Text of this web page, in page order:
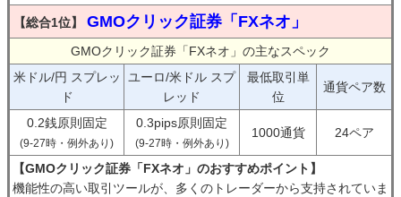
【総合1位】 GMOクリック証券「FXネオ」
GMOクリック証券「FXネオ」の主なスペック
米ドル/円 スプレッ
ド
ユーロ/米ドル スプ
レッド
最低取引単
位
通貨ペア数
0.2銭原則固定
(9-27時・例外あり)
0.3pips原則固定
(9-27時・例外あり)
1000通貨 24ペア
【GMOクリック証券「FXネオ」のおすすめポイント】
機能性の高い取引ツールが、多くのトレーダーから支持されていま